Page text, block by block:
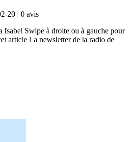
20 | 0 avis
Isabel Swipe à droite ou à gauche pour
article La newsletter de la radio de